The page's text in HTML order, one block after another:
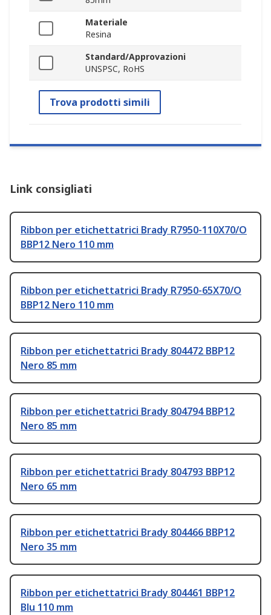
Materiale
Resina
Standard/Approvazioni
UNSPSC, RoHS
Trova prodotti simili
Link consigliati
Ribbon per etichettatrici Brady R7950-110X70/O
BBP12 Nero 110 mm
Ribbon per etichettatrici Brady R7950-65X70/O
BBP12 Nero 110 mm
Ribbon per etichettatrici Brady 804472 BBP12
Nero 85 mm
Ribbon per etichettatrici Brady 804794 BBP12
Nero 85 mm
Ribbon per etichettatrici Brady 804793 BBP12
Nero 65 mm
Ribbon per etichettatrici Brady 804466 BBP12
Nero 35 mm
Ribbon per etichettatrici Brady 804461 BBP12
Blu 110 mm